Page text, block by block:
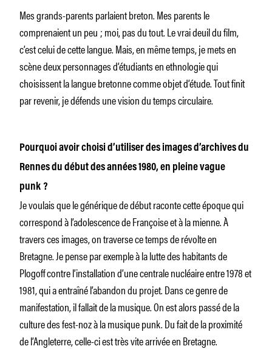
Mes grands-parents parlaient breton. Mes parents le
comprenaient un peu ; moi, pas du tout. Le vrai deuil du film,
c’est celui de cette langue. Mais, en même temps, je mets en
scène deux personnages d’étudiants en ethnologie qui
choisissent la langue bretonne comme objet d’étude. Tout finit
par revenir, je défends une vision du temps circulaire.
Pourquoi avoir choisi d’utiliser des images d’archives du
Rennes du début des années 1980, en pleine vague
punk ?
Je voulais que le générique de début raconte cette époque qui
correspond à l’adolescence de Françoise et à la mienne. À
travers ces images, on traverse ce temps de révolte en
Bretagne. Je pense par exemple à la lutte des habitants de
Plogoff contre l’installation d’une centrale nucléaire entre 1978 et
1981, qui a entraîné l’abandon du projet. Dans ce genre de
manifestation, il fallait de la musique. On est alors passé de la
culture des fest-noz à la musique punk. Du fait de la proximité
de l’Angleterre, celle-ci est très vite arrivée en Bretagne.